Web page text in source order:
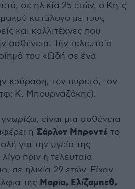
σε ηλικία 25 ετών, ο Κητς
κατάλογο με τους
και καλλιτέχνες που
ασθένεια. Την τελευταία
του «Ωδή σε ένα
κούραση, τον πυρετό, τον
Κ. Μπουρναζάκης).
είναι μια ασθένεια
η Σάρλοτ Μπροντέ το
για την υγεία της
πριν η τελευταία
σε ηλικία 29 ετών. Είχαν
της Μαρία, Ελίζαμπεθ,